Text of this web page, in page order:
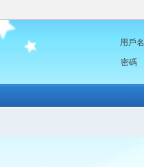
用戶名
密碼